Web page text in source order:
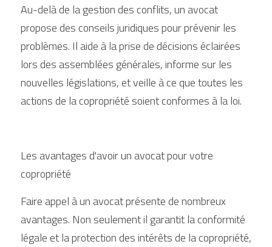
Au-delà de la gestion des conflits, un avocat
propose des conseils juridiques pour prévenir les
problèmes. Il aide à la prise de décisions éclairées
lors des assemblées générales, informe sur les
nouvelles législations, et veille à ce que toutes les
actions de la copropriété soient conformes à la loi.
Les avantages d'avoir un avocat pour votre
copropriété
Faire appel à un avocat présente de nombreux
avantages. Non seulement il garantit la conformité
légale et la protection des intérêts de la copropriété,